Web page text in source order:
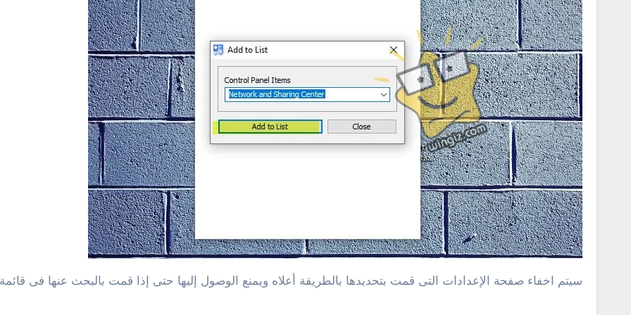
سيتم اخفاء صفحة الإعدادات التى قمت بتحديدها بالطريقة أعلاه ويمنع الوصول إليها حتى إذا قمت بالبحث عنها فى قائمة